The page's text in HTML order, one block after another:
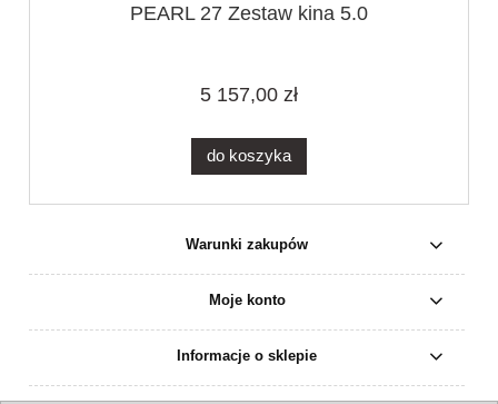
PEARL 27 Zestaw kina 5.0
5 157,00 zł
do koszyka
Warunki zakupów
Moje konto
Informacje o sklepie